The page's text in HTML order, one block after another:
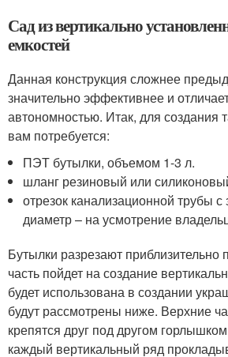
Сад из вертикально
емкостей
Данная конструкция сложнее
значительно эффективнее и
автономностью. Итак, для создания
вам потребуется:
ПЭТ бутылки, объемом 1-3 л.
шланг резиновый или
отрезок канализационной трубы с
диаметр – на усмотрение
Бутылки разрезают
часть пойдет на создание
будет использована в создании
будут рассмотрены ниже. Верхние
крепятся друг под другом
каждый вертикальный ряд